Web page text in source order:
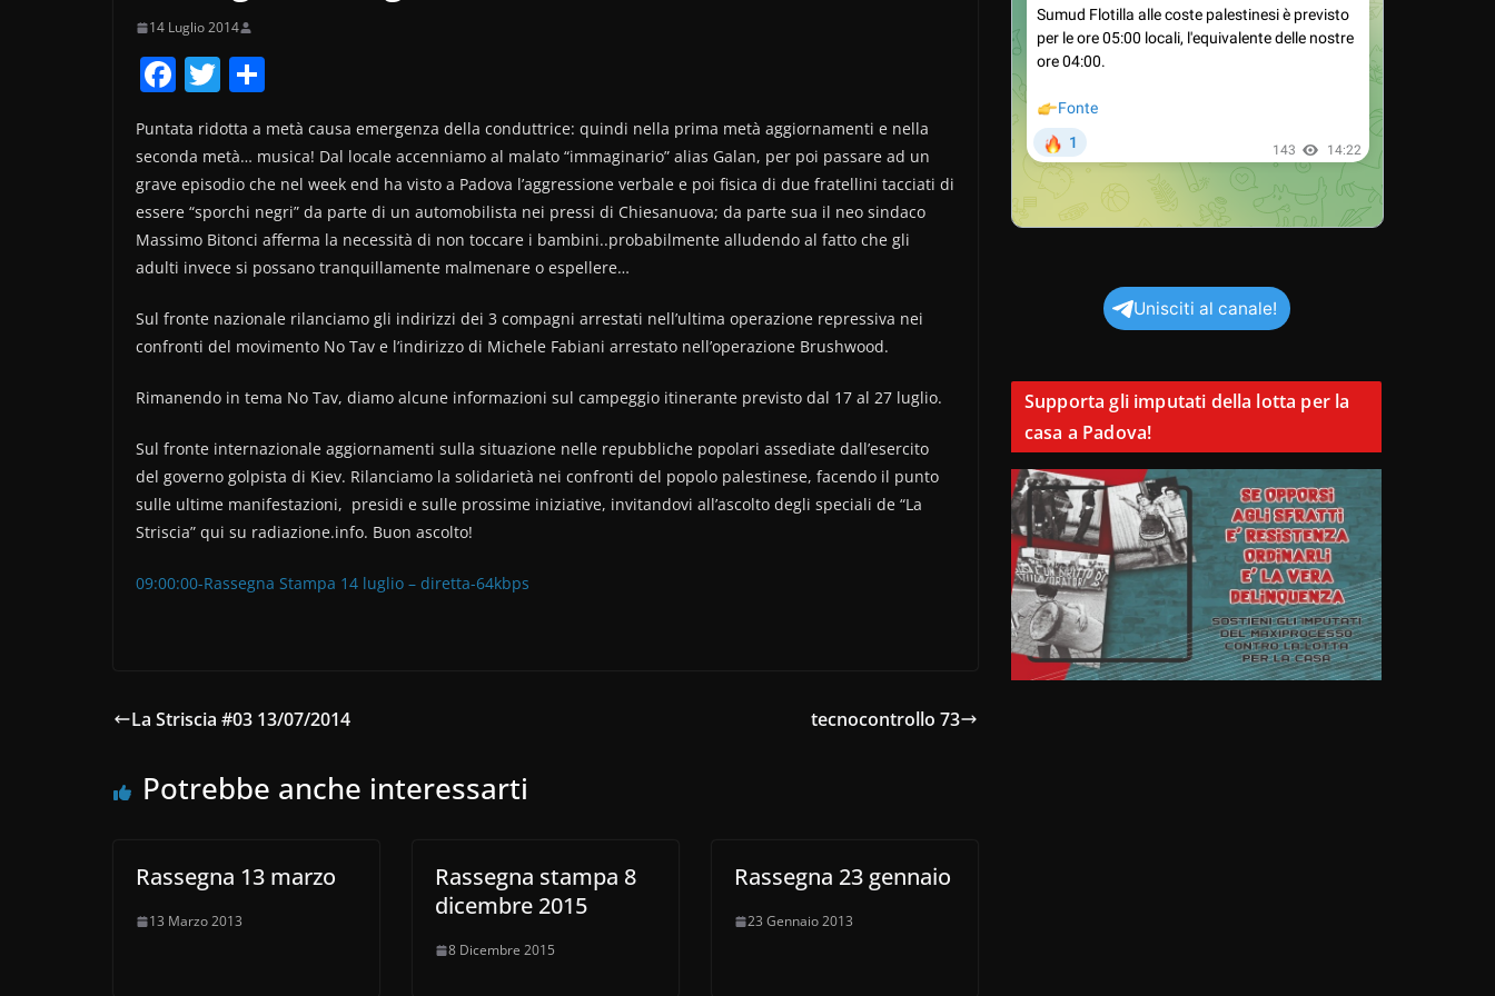
14 Luglio 2014
F
c
e
b
o
o
k
T
itt
er
n
di
vi
di
Puntata ridotta a metà causa emergenza della conduttrice: quindi nella prima metà aggiornamenti e nella
seconda metà… musica! Dal locale accenniamo al malato “immaginario” alias Galan, per poi passare ad un
grave episodio che nel week end ha visto a Padova l’aggressione verbale e poi fisica di due fratellini tacciati di
essere “sporchi negri” da parte di un automobilista nei pressi di Chiesanuova; da parte sua il neo sindaco
Massimo Bitonci afferma la necessità di non toccare i bambini..probabilmente alludendo al fatto che gli
adulti invece si possano tranquillamente malmenare o espellere…
Sul fronte nazionale rilanciamo gli indirizzi dei 3 compagni arrestati nell’ultima operazione repressiva nei
confronti del movimento No Tav e l’indirizzo di Michele Fabiani arrestato nell’operazione Brushwood.
Rimanendo in tema No Tav, diamo alcune informazioni sul campeggio itinerante previsto dal 17 al 27 luglio.
Sul fronte internazionale aggiornamenti sulla situazione nelle repubbliche popolari assediate dall’esercito
del governo golpista di Kiev. Rilanciamo la solidarietà nei confronti del popolo palestinese, facendo il punto
sulle ultime manifestazioni, presidi e sulle prossime iniziative, invitandovi all’ascolto degli speciali de “La
Striscia” qui su radiazione.info. Buon ascolto!
09:00:00-Rassegna Stampa 14 luglio – diretta-64kbps
La Striscia #03 13/07/2014 tecnocontrollo 73
Potrebbe anche interessarti
Rassegna 13 marzo
13 Marzo 2013
Rassegna stampa 8
dicembre 2015
8 Dicembre 2015
Rassegna 23 gennaio
23 Gennaio 2013
Unisciti al canale!
Supporta gli imputati della lotta per la
casa a Padova!